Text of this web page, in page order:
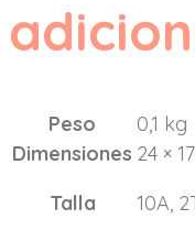
Peso
0,1 kg
Dimensiones 24 ×
Talla
10A,